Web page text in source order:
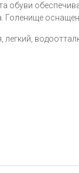
обуви
Голенище
легкий,